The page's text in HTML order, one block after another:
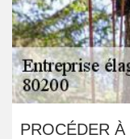
PROCÉDER